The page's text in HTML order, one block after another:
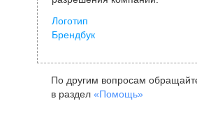
Логотип
Брендбук
По другим вопросам
в раздел «Помощь»